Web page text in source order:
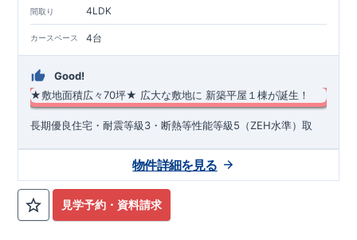
間取り 4LDK
カースペース 4台
Good!
★敷地面積広々70坪★ 広大な敷地に 新築平屋１棟が誕生！
長期優良住宅・耐震等級3・断熱等性能等級5（ZEH水準）取
得！
​★​南西角地で日当たり良好♪ ​★カースペース4台分（軽1台含
土地面積70坪と広々♪ ​ ​​４LDK、ロフト付き ​​アクセントクロ
ス、折上天井やキッチンポップアップ天井などオシャレな内装
見学予約・資料請求
物件詳細を見る